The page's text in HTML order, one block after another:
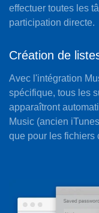
effectuer toutes les
participation directe.
Création de
Avec l'intégration
spécifique, tous les
apparaîtront
Music (ancien
que pour les fichiers